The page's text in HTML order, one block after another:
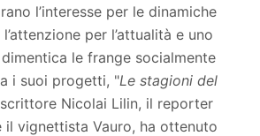
l’interesse per le dinamiche
per l’attualità e uno
le frange socialmente
i suoi progetti, "Le stagioni del
Nicolai Lilin, il reporter
il vignettista Vauro, ha ottenuto